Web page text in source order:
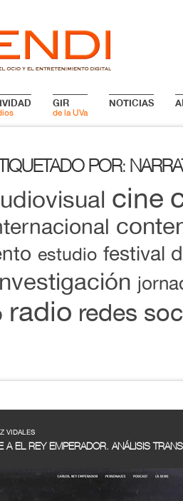
GIR
de la UVa
NOTICIAS
POR:
cine
estudio festival
radio redes
VIDALES
A EL REY EMPERADOR. ANÁLISIS